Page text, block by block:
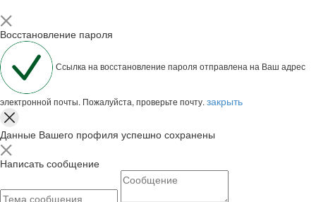
Восстановление пароля
Ссылка на восстановление пароля отправлена на Ваш адрес
электронной почты. Пожалуйста, проверьте почту. закрыть
Данные Вашего профиля успешно сохранены
Написать сообщение